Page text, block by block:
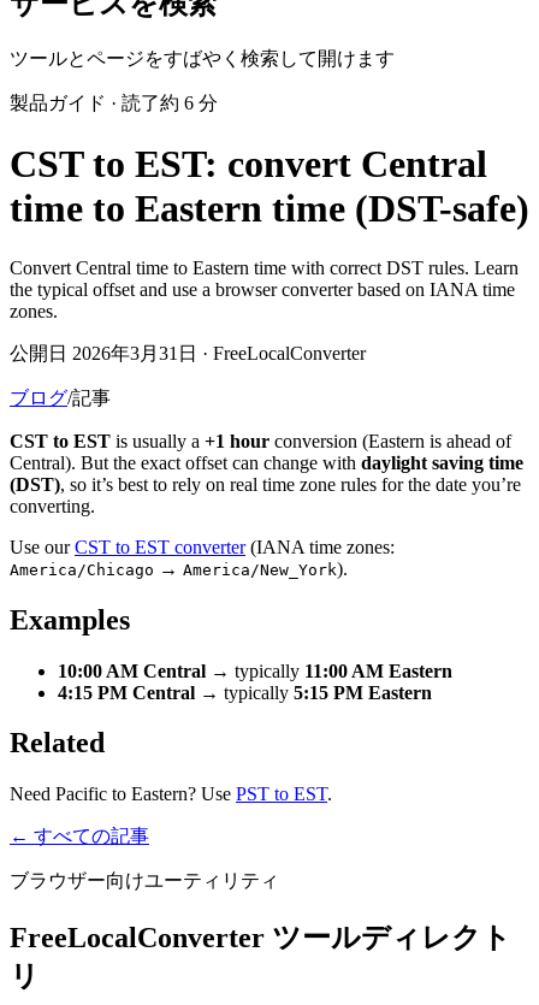
ツールとページをすばやく検索して開けます
製品ガイド · 読了約 6 分
CST to EST: convert Central
time to Eastern time (DST-safe)
Convert Central time to Eastern time with correct DST rules. Learn
the typical offset and use a browser converter based on IANA time
zones.
公開日 2026年3月31日 · FreeLocalConverter
ブログ/記事
CST to EST is usually a +1 hour conversion (Eastern is ahead of
Central). But the exact offset can change with daylight saving time
(DST), so it’s best to rely on real time zone rules for the date you’re
converting.
Use our CST to EST converter (IANA time zones:
America/Chicago → America/New_York).
Examples
10:00 AM Central → typically 11:00 AM Eastern
4:15 PM Central → typically 5:15 PM Eastern
Related
Need Pacific to Eastern? Use PST to EST.
← すべての記事
ブラウザー向けユーティリティ
FreeLocalConverter ツールディレクト
リ